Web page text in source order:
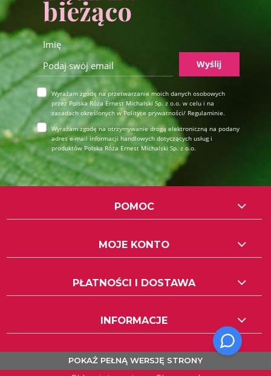
bieżąco
Wyślij
Wyrażam zgodę na przetwarzanie moich danych osobowych
przez Polska Róża Ernest Michalski Sp. z o.o. w celu i na
zasadach określonych w Polityce prywatności/ Regulaminie.
Wyrażam zgodę na otrzymywanie drogą elektroniczną na podany
adres e-mail informacji handlowych dotyczących usług i
produktów Polska Róża Ernest Michalski Sp. z o.o.
POMOC
MOJE KONTO
PŁATNOŚCI I DOSTAWA
INFORMACJE
POKAŻ PEŁNĄ WERSJĘ STRONY